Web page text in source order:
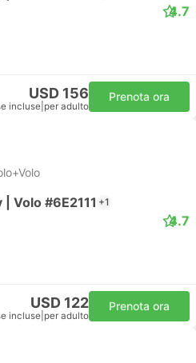
4.7
USD 156
incluse per adulto
Prenota ora
| Volo #6E2111 +1
4.7
USD 122
incluse per adulto
Prenota ora